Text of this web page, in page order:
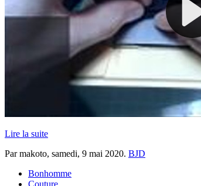
Lire la suite
Par makoto, samedi, 9 mai 2020. BJD
Bonhomme
Couture